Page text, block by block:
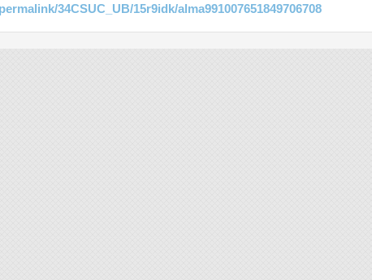
34CSUC_UB/15r9idk/alma991007651849706708